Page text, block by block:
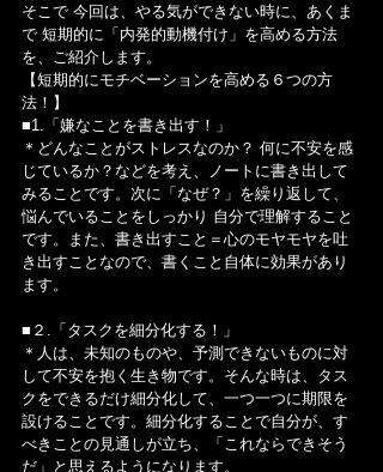
そこで 今回は、やる気ができない時に、あくま
で 短期的に「内発的動機付け」を高める方法
を、ご紹介します。
【短期的にモチベーションを高める６つの方
法！】
■1.「嫌なことを書き出す！」
＊どんなことがストレスなのか？ 何に不安を感
じているか？などを考え、ノートに書き出して
みることです。次に「なぜ？」を繰り返して、
悩んでいることをしっかり 自分で理解すること
です。また、書き出すこと＝心のモヤモヤを吐
き出すことなので、書くこと自体に効果があり
ます。
■２.「タスクを細分化する！」
＊人は、未知のものや、予測できないものに対
して不安を抱く生き物です。そんな時は、タス
クをできるだけ細分化して、一つ一つに期限を
設けることです。細分化することで自分が、す
べきことの見通しが立ち、「これならできそう
だ」と思えるようになります。